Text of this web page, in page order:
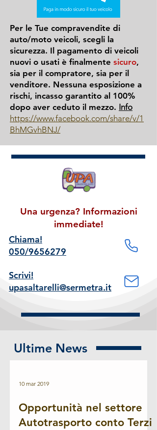
Per le Tue compravendite di
auto/moto veicoli, scegli la
sicurezza. Il pagamento di veicoli
nuovi o usati è finalmente sicuro,
sia per il compratore, sia per il
venditore. Nessuna esposizione a
rischi, incasso garantito al 100%
dopo aver ceduto il mezzo. Info
https://www.facebook.com/share/v/1
BhMGvhBNJ/
Una urgenza? Informazioni
immediate!
Chiama!
050/9656279
Scrivi!
upasaltarelli@sermetra.it
Ultime News
10 mar 2019
Opportunità nel settore
Autotrasporto conto Terzi